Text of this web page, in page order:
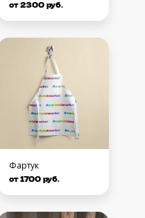
от 2300 руб.
Фартук
от 1700 руб.